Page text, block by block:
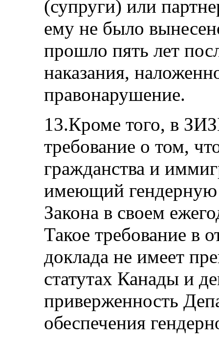
(супруги) или
ему не было
прошло пять лет
наказания,
правонарушение.
13.Кроме того, в
требование о том,
гражданства и
имеющий гендерную
Закона в своем
Такое требование в
доклада не имеет
статутах Канады и
приверженность
обеспечения